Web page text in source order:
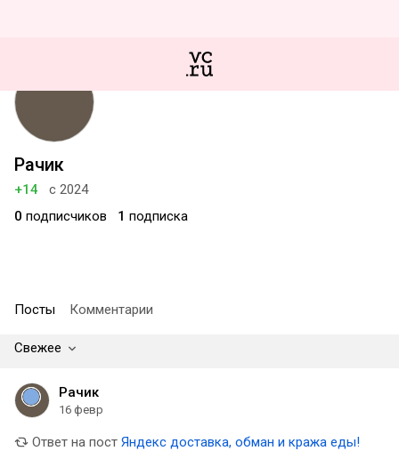
Рачик
+14
с 2024
0 подписчиков 1 подписка
Посты Комментарии
Свежее
Рачик
16 февр
Ответ на пост Яндекс доставка, обман и кража еды!